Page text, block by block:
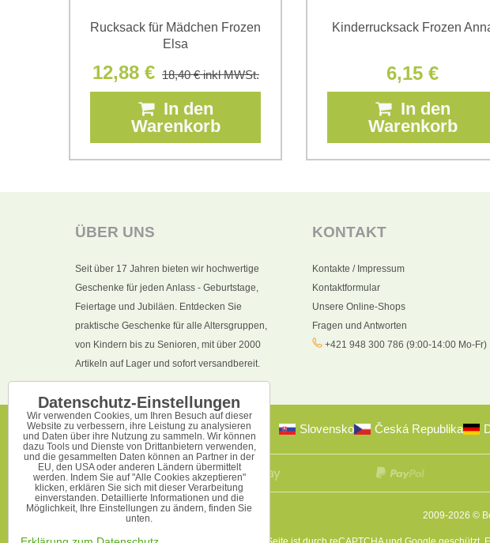
Rucksack für Mädchen Frozen
Elsa
12,88 € 18,40 €inkl MWSt.
In den
Warenkorb
Kinderrucksack Frozen
6,15 €
In den
Warenkorb
ÜBER UNS
Seit über 17 Jahren bieten wir hochwertige
Geschenke für jeden Anlass - Geburtstage,
Feiertage und Jubiläen. Entdecken Sie
praktische Geschenke für alle Altersgruppen,
von Kindern bis zu Senioren, mit über 2000
Artikeln auf Lager und sofort versandbereit.
KONTAKT
Kontakte / Impressum
Kontaktformular
Unsere Online-Shops
Fragen und Antworten
+421 948 300 786 (9:00-14:00 Mo-Fr)
Slovensko Česká Republika
2009-2026 ©
Datenschutz-Einstellungen
Wir verwenden Cookies, um Ihren Besuch auf dieser
Website zu verbessern, ihre Leistung zu analysieren
und Daten über ihre Nutzung zu sammeln. Wir können
dazu Tools und Dienste von Drittanbietern verwenden,
und die gesammelten Daten können an Partner in der
EU, den USA oder anderen Ländern übermittelt
werden. Indem Sie auf "Alle Cookies akzeptieren"
klicken, erklären Sie sich mit dieser Verarbeitung
einverstanden. Detaillierte Informationen und die
Möglichkeit, Ihre Einstellungen zu ändern, finden Sie
unten.